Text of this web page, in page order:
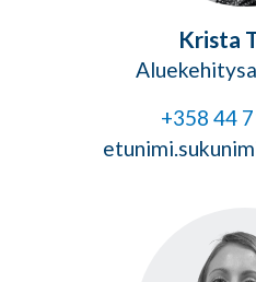
Krista
+358 44